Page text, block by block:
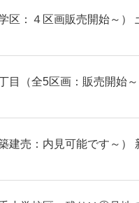
区：４区画販売開始～）
目（全5区画：販売開始
建売：内見可能です～）